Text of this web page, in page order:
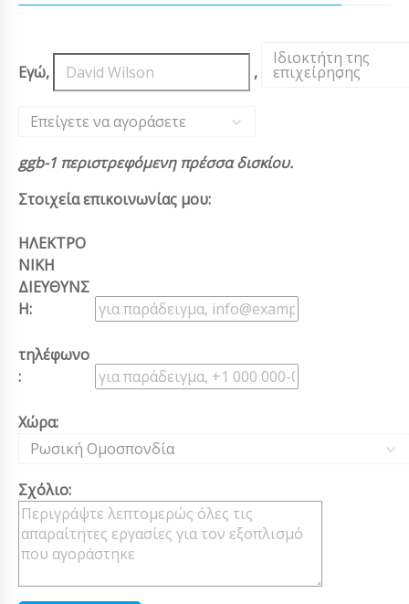
Εγώ, ,
Ιδιοκτήτη της
επιχείρησης
,
Επείγετε να αγοράσετε
ggb-1 περιστρεφόμενη πρέσσα δισκίου.
Στοιχεία επικοινωνίας μου:
ΗΛΕΚΤΡΟ
ΝΙΚΗ
ΔΙΕΥΘΥΝΣ
Η:
τηλέφωνο
:
Χώρα:
Ρωσική Ομοσπονδία
Σχόλιο: